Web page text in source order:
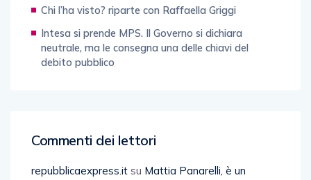
Chi l’ha visto? riparte con Raffaella Griggi
Intesa si prende MPS. Il Governo si dichiara
neutrale, ma le consegna una delle chiavi del
debito pubblico
Commenti dei lettori
repubblicaexpress.it su Mattia Panarelli, è un